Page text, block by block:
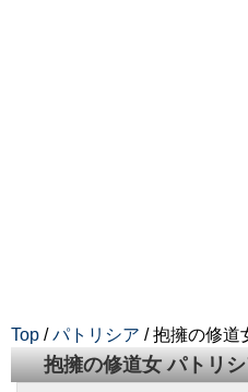
Top /パトリシア / 抱擁の修道
抱擁の修道女 パトリ